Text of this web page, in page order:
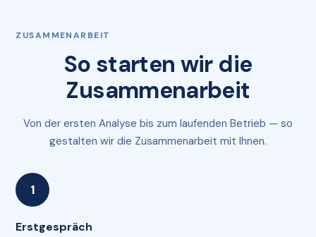
ZUSAMMENARBEIT
So starten wir die
Zusammenarbeit
Von der ersten Analyse bis zum laufenden Betrieb — so
gestalten wir die Zusammenarbeit mit Ihnen.
Erstgespräch